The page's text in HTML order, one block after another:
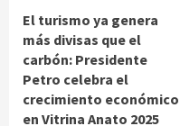
El turismo ya genera
más divisas que el
carbón: Presidente
Petro celebra el
crecimiento económico
en Vitrina Anato 2025